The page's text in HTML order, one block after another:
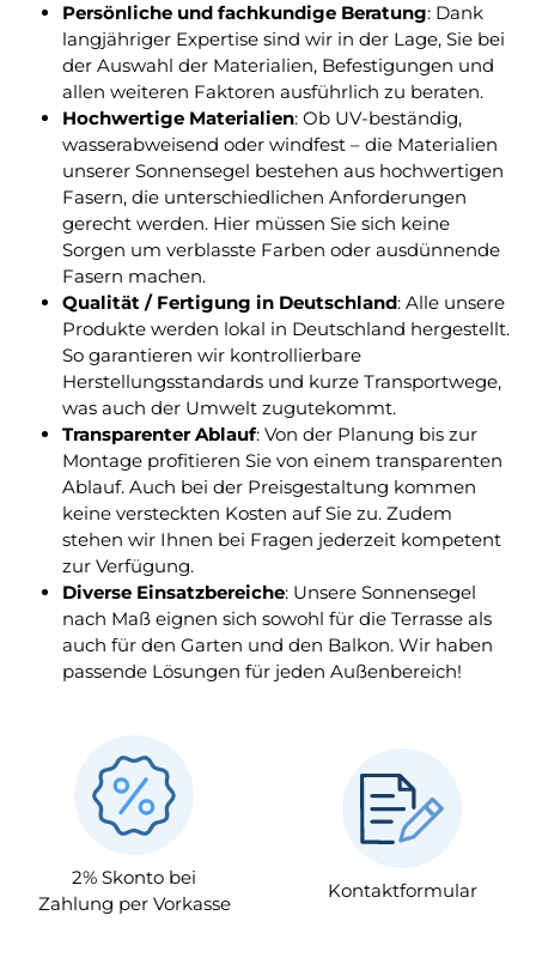
Persönliche und fachkundige Beratung: Dank
langjähriger Expertise sind wir in der Lage, Sie bei
der Auswahl der Materialien, Befestigungen und
allen weiteren Faktoren ausführlich zu beraten.
Hochwertige Materialien: Ob UV-beständig,
wasserabweisend oder windfest – die Materialien
unserer Sonnensegel bestehen aus hochwertigen
Fasern, die unterschiedlichen Anforderungen
gerecht werden. Hier müssen Sie sich keine
Sorgen um verblasste Farben oder ausdünnende
Fasern machen.
Qualität / Fertigung in Deutschland: Alle unsere
Produkte werden lokal in Deutschland hergestellt.
So garantieren wir kontrollierbare
Herstellungsstandards und kurze Transportwege,
was auch der Umwelt zugutekommt.
Transparenter Ablauf: Von der Planung bis zur
Montage profitieren Sie von einem transparenten
Ablauf. Auch bei der Preisgestaltung kommen
keine versteckten Kosten auf Sie zu. Zudem
stehen wir Ihnen bei Fragen jederzeit kompetent
zur Verfügung.
Diverse Einsatzbereiche: Unsere Sonnensegel
nach Maß eignen sich sowohl für die Terrasse als
auch für den Garten und den Balkon. Wir haben
passende Lösungen für jeden Außenbereich!
2% Skonto bei
Zahlung per Vorkasse
Kontaktformular